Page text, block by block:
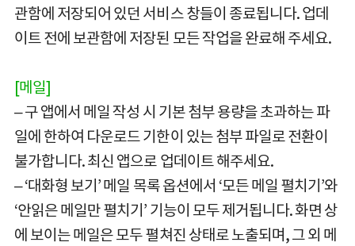
관함에 저장되어 있던 서비스 창들이 종료됩니다. 업데
이트 전에 보관함에 저장된 모든 작업을 완료해 주세요.
[메일]
– 구 앱에서 메일 작성 시 기본 첨부 용량을 초과하는 파
일에 한하여 다운로드 기한이 있는 첨부 파일로 전환이
불가합니다. 최신 앱으로 업데이트 해주세요.
– ‘대화형 보기’ 메일 목록 옵션에서 ‘모든 메일 펼치기’와
‘안읽은 메일만 펼치기’ 기능이 모두 제거됩니다. 화면 상
에 보이는 메일은 모두 펼쳐진 상태로 노출되며, 그 외 메